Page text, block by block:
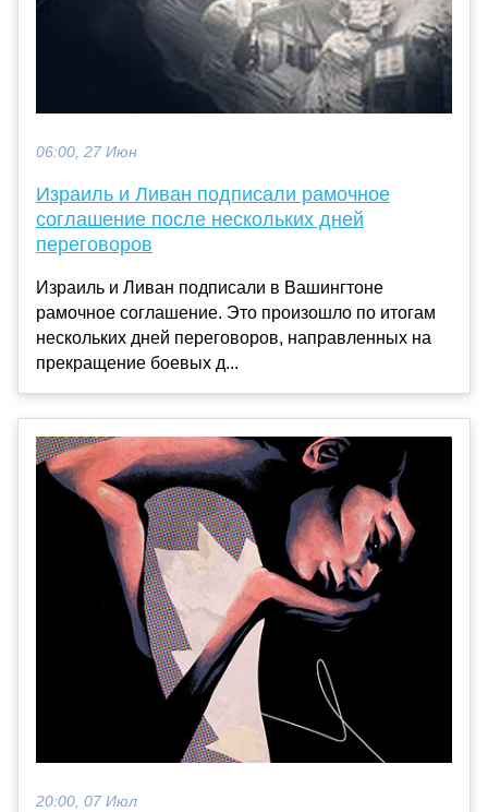
06:00, 27 Июн
Израиль и Ливан подписали рамочное
соглашение после нескольких дней
переговоров
Израиль и Ливан подписали в Вашингтоне
рамочное соглашение. Это произошло по итогам
нескольких дней переговоров, направленных на
прекращение боевых д...
20:00, 07 Июл